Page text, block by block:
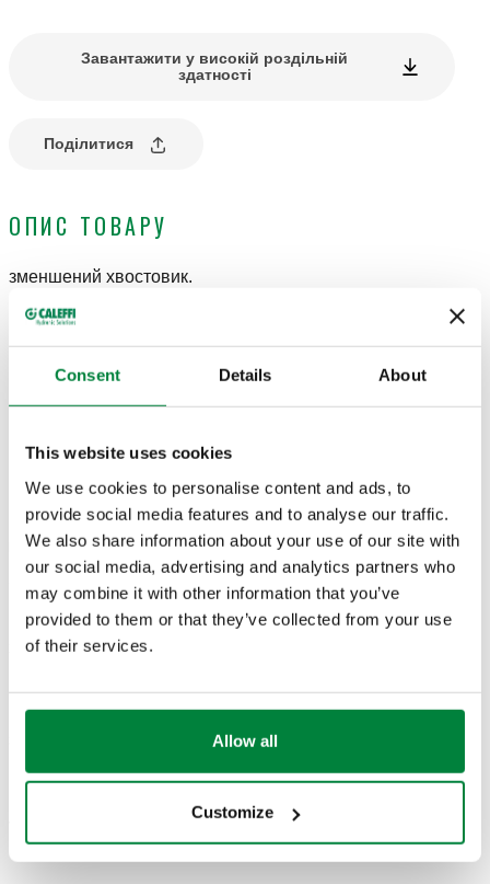
Consent Details About
This website uses cookies
We use cookies to personalise content and ads, to
provide social media features and to analyse our traffic.
We also share information about your use of our site with
our social media, advertising and analytics partners who
may combine it with other information that you’ve
provided to them or that they’ve collected from your use
of their services.
Allow all
Customize
Завантажити у високій роздільній
здатності
Поділитися
ОПИС ТОВАРУ
зменшений хвостовик.
ТЕХНІЧНІ ХАРАКТЕРИСТИКИ
КРЕСЛЕННЯ Й СПЕЦИФІКАЦІЇ
Код з’єднання 1 з’єднання 2
382532
G 3/4" (ISO 228-1)
B.З.